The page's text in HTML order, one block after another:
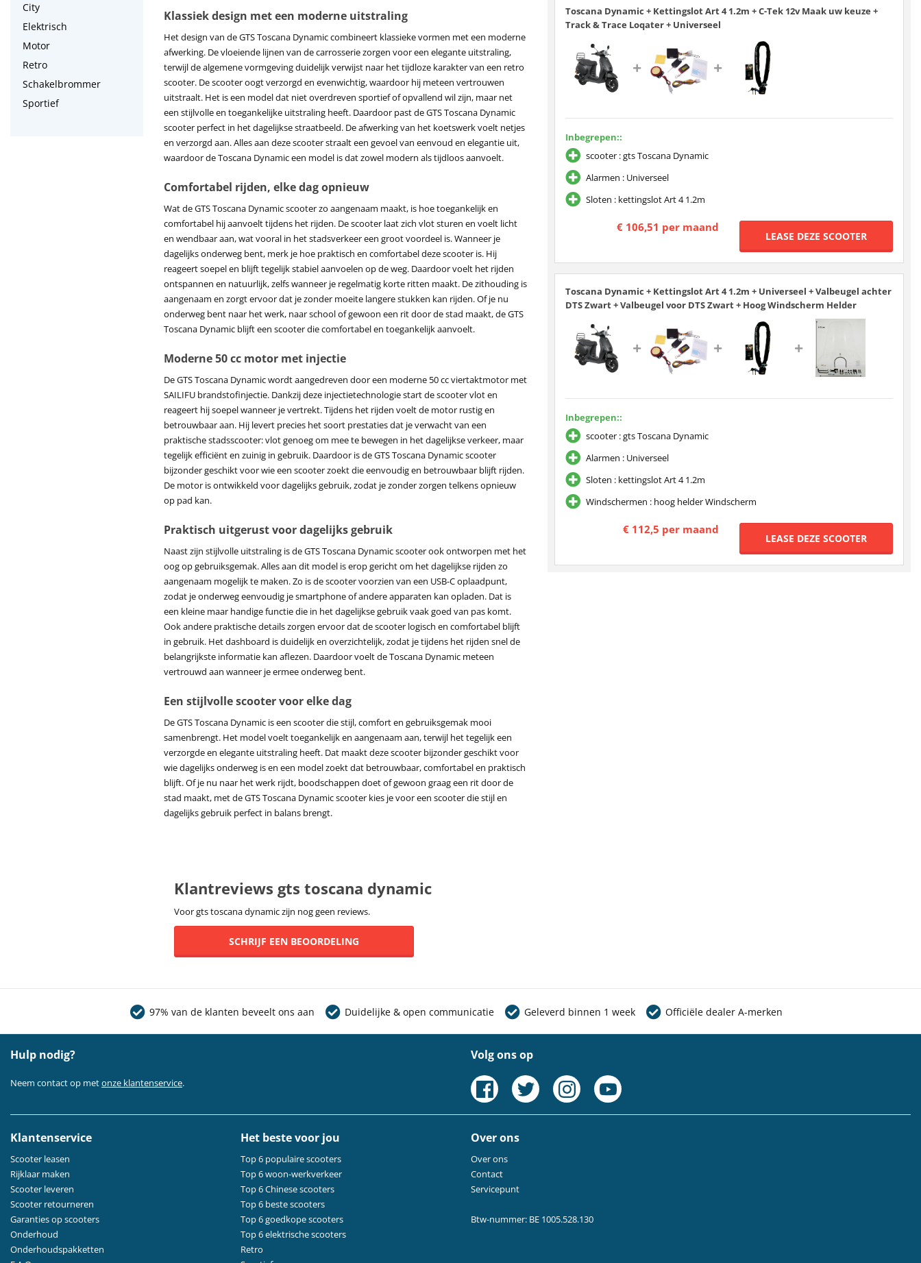
City
Elektrisch
Motor
Retro
Schakelbrommer
Sportief
Klassiek design met een moderne uitstraling
Het design van de GTS Toscana Dynamic combineert klassieke vormen met een moderne
afwerking. De vloeiende lijnen van de carrosserie zorgen voor een elegante uitstraling,
terwijl de algemene vormgeving duidelijk verwijst naar het tijdloze karakter van een retro
scooter. De scooter oogt verzorgd en evenwichtig, waardoor hij meteen vertrouwen
uitstraalt. Het is een model dat niet overdreven sportief of opvallend wil zijn, maar net
een stijlvolle en toegankelijke uitstraling heeft. Daardoor past de GTS Toscana Dynamic
scooter perfect in het dagelijkse straatbeeld. De afwerking van het koetswerk voelt netjes
en verzorgd aan. Alles aan deze scooter straalt een gevoel van eenvoud en elegantie uit,
waardoor de Toscana Dynamic een model is dat zowel modern als tijdloos aanvoelt.
Comfortabel rijden, elke dag opnieuw
Wat de GTS Toscana Dynamic scooter zo aangenaam maakt, is hoe toegankelijk en
comfortabel hij aanvoelt tijdens het rijden. De scooter laat zich vlot sturen en voelt licht
en wendbaar aan, wat vooral in het stadsverkeer een groot voordeel is. Wanneer je
dagelijks onderweg bent, merk je hoe praktisch en comfortabel deze scooter is. Hij
reageert soepel en blijft tegelijk stabiel aanvoelen op de weg. Daardoor voelt het rijden
ontspannen en natuurlijk, zelfs wanneer je regelmatig korte ritten maakt. De zithouding is
aangenaam en zorgt ervoor dat je zonder moeite langere stukken kan rijden. Of je nu
onderweg bent naar het werk, naar school of gewoon een rit door de stad maakt, de GTS
Toscana Dynamic blijft een scooter die comfortabel en toegankelijk aanvoelt.
Moderne 50 cc motor met injectie
De GTS Toscana Dynamic wordt aangedreven door een moderne 50 cc viertaktmotor met
SAILIFU brandstofinjectie. Dankzij deze injectietechnologie start de scooter vlot en
reageert hij soepel wanneer je vertrekt. Tijdens het rijden voelt de motor rustig en
betrouwbaar aan. Hij levert precies het soort prestaties dat je verwacht van een
praktische stadsscooter: vlot genoeg om mee te bewegen in het dagelijkse verkeer, maar
tegelijk efficiënt en zuinig in gebruik. Daardoor is de GTS Toscana Dynamic scooter
bijzonder geschikt voor wie een scooter zoekt die eenvoudig en betrouwbaar blijft rijden.
De motor is ontwikkeld voor dagelijks gebruik, zodat je zonder zorgen telkens opnieuw
op pad kan.
Praktisch uitgerust voor dagelijks gebruik
Naast zijn stijlvolle uitstraling is de GTS Toscana Dynamic scooter ook ontworpen met het
oog op gebruiksgemak. Alles aan dit model is erop gericht om het dagelijkse rijden zo
aangenaam mogelijk te maken. Zo is de scooter voorzien van een USB-C oplaadpunt,
zodat je onderweg eenvoudig je smartphone of andere apparaten kan opladen. Dat is
een kleine maar handige functie die in het dagelijkse gebruik vaak goed van pas komt.
Ook andere praktische details zorgen ervoor dat de scooter logisch en comfortabel blijft
in gebruik. Het dashboard is duidelijk en overzichtelijk, zodat je tijdens het rijden snel de
belangrijkste informatie kan aflezen. Daardoor voelt de Toscana Dynamic meteen
vertrouwd aan wanneer je ermee onderweg bent.
Een stijlvolle scooter voor elke dag
De GTS Toscana Dynamic is een scooter die stijl, comfort en gebruiksgemak mooi
samenbrengt. Het model voelt toegankelijk en aangenaam aan, terwijl het tegelijk een
verzorgde en elegante uitstraling heeft. Dat maakt deze scooter bijzonder geschikt voor
wie dagelijks onderweg is en een model zoekt dat betrouwbaar, comfortabel en praktisch
blijft. Of je nu naar het werk rijdt, boodschappen doet of gewoon graag een rit door de
stad maakt, met de GTS Toscana Dynamic scooter kies je voor een scooter die stijl en
dagelijks gebruik perfect in balans brengt.
Toscana Dynamic + Kettingslot Art 4 1.2m + C-Tek 12v Maak uw keuze +
Track & Trace Loqater + Universeel
Inbegrepen::
scooter : gts Toscana Dynamic
Alarmen : Universeel
Sloten : kettingslot Art 4 1.2m
€ 106,51 per maand
Toscana Dynamic + Kettingslot Art 4 1.2m + Universeel + Valbeugel achter
DTS Zwart + Valbeugel voor DTS Zwart + Hoog Windscherm Helder
Inbegrepen::
scooter : gts Toscana Dynamic
Alarmen : Universeel
Sloten : kettingslot Art 4 1.2m
Windschermen : hoog helder Windscherm
€ 112,5 per maand
Klantreviews gts toscana dynamic
Voor gts toscana dynamic zijn nog geen reviews.
SCHRIJF EEN BEOORDELING
97% van de klanten beveelt ons aan Duidelijke & open communicatie Geleverd binnen 1 week Officiële dealer A-merken
Hulp nodig?
Neem contact op metonze klantenservice.
Volg ons op
Klantenservice
Scooter leasen
Rijklaar maken
Scooter leveren
Scooter retourneren
Garanties op scooters
Onderhoud
Onderhoudspakketten
Het beste voor jou
Top 6 populaire scooters
Top 6 woon-werkverkeer
Top 6 Chinese scooters
Top 6 beste scooters
Top 6 goedkope scooters
Top 6 elektrische scooters
Retro
Over ons
Over ons
Contact
Servicepunt
Btw-nummer: BE 1005.528.130